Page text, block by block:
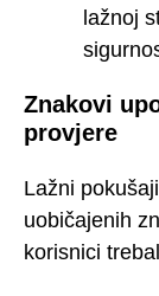
lažnoj
Znakovi
provjere
Lažni
uobičajenih
korisnici